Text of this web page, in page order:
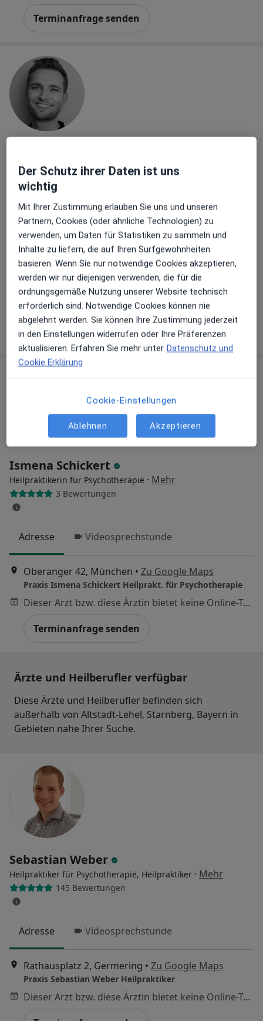
Terminanfrage senden
Heilpraktiker für Psychotherapie, Heilpraktiker, Heilpraktiker
für Physiotherapie
109 Bewertungen
Adresse Videosprechstunde
Münzstr. 4, München • Zu Google Maps
Osteopathie Lukas Naumann Heilpraktiker
Terminanfrage senden
Ismena Schickert
Heilpraktikerin für Psychotherapie · Mehr
3 Bewertungen
Adresse Videosprechstunde
Oberanger 42, München • Zu Google Maps
Praxis Ismena Schickert Heilprakt. für Psychotherapie
Dieser Arzt bzw. diese Ärztin bietet keine Online-Terminbuchung an diesem Standort an.
Terminanfrage senden
Ärzte und Heilberufler verfügbar
Diese Ärzte und Heilberufler befinden sich
außerhalb von Altstadt-Lehel, Starnberg, Bayern in
Gebieten nahe Ihrer Suche.
Sebastian Weber
Heilpraktiker für Psychotherapie, Heilpraktiker · Mehr
145 Bewertungen
Adresse Videosprechstunde
Rathausplatz 2, Germering • Zu Google Maps
Praxis Sebastian Weber Heilpraktiker
Dieser Arzt bzw. diese Ärztin bietet keine Online-Terminbuchung an diesem Standort an.
Der Schutz ihrer Daten ist uns
wichtig
Mit Ihrer Zustimmung erlauben Sie uns und unseren
Partnern, Cookies (oder ähnliche Technologien) zu
verwenden, um Daten für Statistiken zu sammeln und
Inhalte zu liefern, die auf Ihren Surfgewohnheiten
basieren. Wenn Sie nur notwendige Cookies akzeptieren,
werden wir nur diejenigen verwenden, die für die
ordnungsgemäße Nutzung unserer Website technisch
erforderlich sind. Notwendige Cookies können nie
abgelehnt werden. Sie können Ihre Zustimmung jederzeit
in den Einstellungen widerrufen oder Ihre Präferenzen
aktualisieren. Erfahren Sie mehr unter Datenschutz und
Cookie Erklärung
Cookie-Einstellungen
Ablehnen Akzeptieren